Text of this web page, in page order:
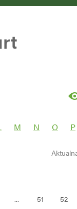
M N O P
... 51 52